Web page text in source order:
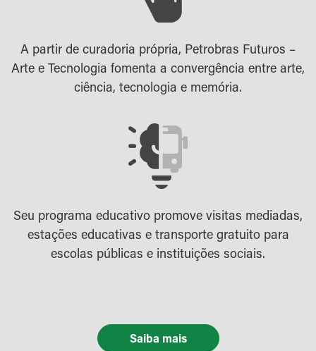
A partir de curadoria própria, Petrobras Futuros –
Arte e Tecnologia fomenta a convergência entre arte,
ciência, tecnologia e memória.
Seu programa educativo promove visitas mediadas,
estações educativas e transporte gratuito para
escolas públicas e instituições sociais.
Saiba mais